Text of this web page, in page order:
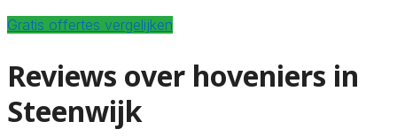
Gratis offertes vergelijken
Reviews over hoveniers in
Steenwijk